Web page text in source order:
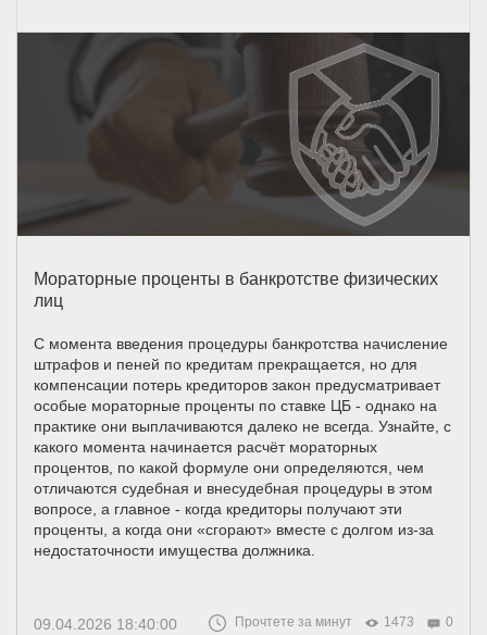
Мораторные проценты в банкротстве физических
лиц
С момента введения процедуры банкротства начисление
штрафов и пеней по кредитам прекращается, но для
компенсации потерь кредиторов закон предусматривает
особые мораторные проценты по ставке ЦБ - однако на
практике они выплачиваются далеко не всегда. Узнайте, с
какого момента начинается расчёт мораторных
процентов, по какой формуле они определяются, чем
отличаются судебная и внесудебная процедуры в этом
вопросе, а главное - когда кредиторы получают эти
проценты, а когда они «сгорают» вместе с долгом из-за
недостаточности имущества должника.
09.04.2026 18:40:00 Прочтете за минут 1473 0